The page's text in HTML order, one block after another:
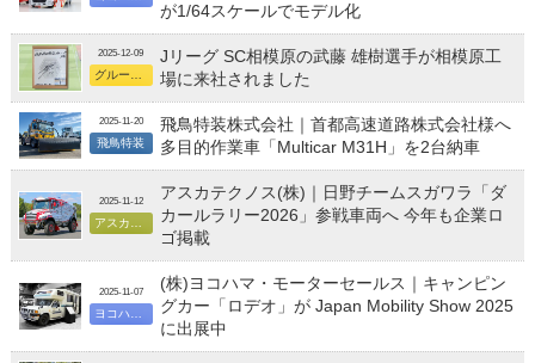
が1/64スケールでモデル化
2025-12-09
Jリーグ SC相模原の武藤 雄樹選手が相模原工
場に来社されました
2025-11-20
飛鳥特装
飛鳥特装株式会社｜首都高速道路株式会社様へ
多目的作業車「Multicar M31H」を2台納車
2025-11-12
アスカテクノス(株)｜日野チームスガワラ「ダ
カールラリー2026」参戦車両へ 今年も企業ロ
ゴ掲載
2025-11-07
(株)ヨコハマ・モーターセールス｜キャンピン
グカー「ロデオ」が Japan Mobility Show 2025
に出展中